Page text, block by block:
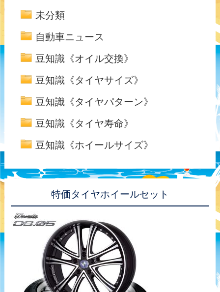
未分類
自動車ニュース
豆知識《オイル交換》
豆知識《タイヤサイズ》
豆知識《タイヤパターン》
豆知識《タイヤ寿命》
豆知識《ホイールサイズ》
特価タイヤホイールセット